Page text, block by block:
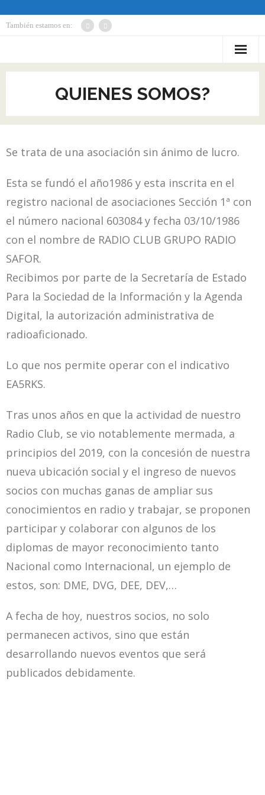
También estamos en:
Inicio
Donde opera…
Nuestas Actividades
Diplomas y Trofeos
Altas Usuarios
Política de privacidad
QUIENES SOMOS?
Se trata de una asociación sin ánimo de lucro.
Esta se fundó el año1986 y esta inscrita en el
registro nacional de asociaciones Sección 1ª con
el número nacional 603084 y fecha 03/10/1986
con el nombre de RADIO CLUB GRUPO RADIO
SAFOR.
Recibimos por parte de la Secretaría de Estado
Para la Sociedad de la Información y la Agenda
Digital, la autorización administrativa de
radioaficionado.
Lo que nos permite operar con el indicativo
EA5RKS.
Tras unos años en que la actividad de nuestro
Radio Club, se vio notablemente mermada, a
principios del 2019, con la concesión de nuestra
nueva ubicación social y el ingreso de nuevos
socios con muchas ganas de ampliar sus
conocimientos en radio y trabajar, se proponen
participar y colaborar con algunos de los
diplomas de mayor reconocimiento tanto
Nacional como Internacional, un ejemplo de
estos, son: DME, DVG, DEE, DEV,…
A fecha de hoy, nuestros socios, no solo
permanecen activos, sino que están
desarrollando nuevos eventos que será
publicados debidamente.